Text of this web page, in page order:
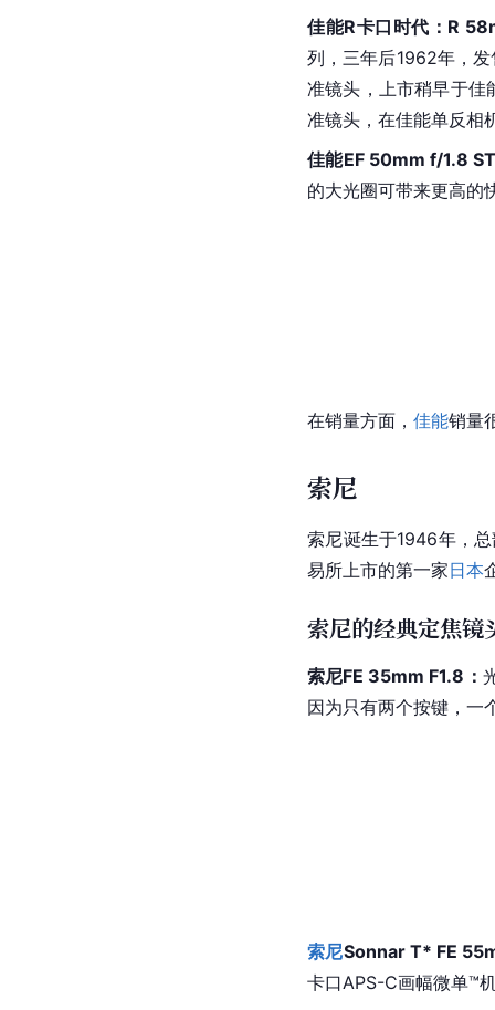
佳能R卡口时代：R
列，三年后1962年，
准镜头，上市稍早于佳
准镜头，在佳能单反相
佳能EF 50mm f/1.8
的大光圈可带来更高的
在销量方面， 佳能销量
索尼
索尼诞生于1946年，
易所上市的第一家日本
索尼的经典定焦镜
索尼FE 35mm F1.8：
因为只有两个按键，一
索尼Sonnar T* FE
卡口APS-C画幅微单™